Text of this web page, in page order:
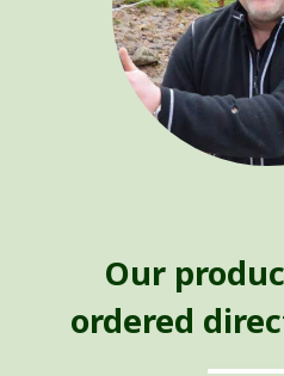
Our
ordered